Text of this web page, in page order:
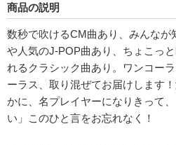
商品の説明
数秒で吹けるCM曲あり、みんなが
や人気のJ-POP曲あり、ちょこっ
れるクラシック曲あり。ワンコー
ーラス、取り混ぜてお届けします
かに、名プレイヤーになりきって
い」このひと言をお忘れなく！